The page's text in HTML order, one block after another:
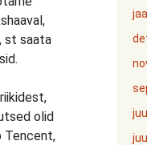
st saata
olid
Tencent,